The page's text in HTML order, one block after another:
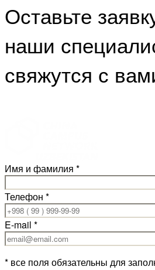
Оставьте
наши
свяжутся с
Имя и фамилия *
Телефон *
E-mail *
* все поля обязательны для